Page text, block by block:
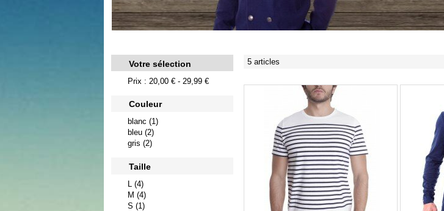
Votre sélection
Prix : 20,00 € - 29,99 €
Couleur
blanc (1)
bleu (2)
gris (2)
Taille
L (4)
M (4)
S (1)
5 articles